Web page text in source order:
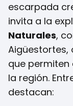
escarpada
invita a la
Naturales,
Aigüestortes,
que
la región.
destacan: